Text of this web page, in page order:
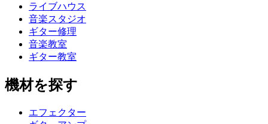
ライブハウス
音楽スタジオ
ギター修理
音楽教室
ギター教室
機材を探す
エフェクター